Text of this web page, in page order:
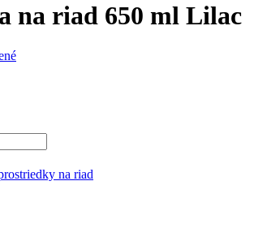
na riad 650 ml Lilac
na riad